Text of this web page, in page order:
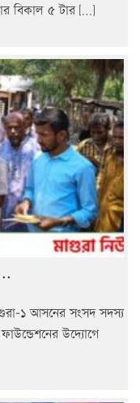
বিকাল ৫ টার […]
১ আসনের সংসদ সদস্য
উদ্যোগে